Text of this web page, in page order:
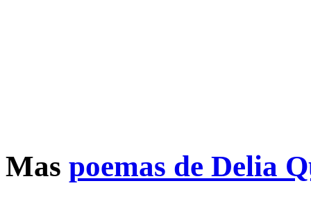
Mas poemas de Delia